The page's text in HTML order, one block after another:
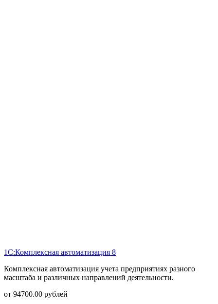
1С:Комплексная автоматизация 8
Комплексная автоматизация учета предприятиях разного
масштаба и различных направлений деятельности.
от 94700.00 рублей